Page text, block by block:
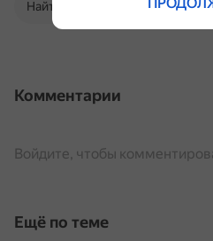
Найти в Поиске
Комментарии
Войдите, чтобы
Ещё по теме